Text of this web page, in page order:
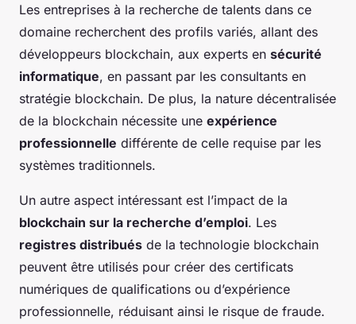
Les entreprises à la recherche de talents dans ce
domaine recherchent des profils variés, allant des
développeurs blockchain, aux experts en sécurité
informatique, en passant par les consultants en
stratégie blockchain. De plus, la nature décentralisée
de la blockchain nécessite une expérience
professionnelle différente de celle requise par les
systèmes traditionnels.
Un autre aspect intéressant est l’impact de la
blockchain sur la recherche d’emploi. Les
registres distribués de la technologie blockchain
peuvent être utilisés pour créer des certificats
numériques de qualifications ou d’expérience
professionnelle, réduisant ainsi le risque de fraude.